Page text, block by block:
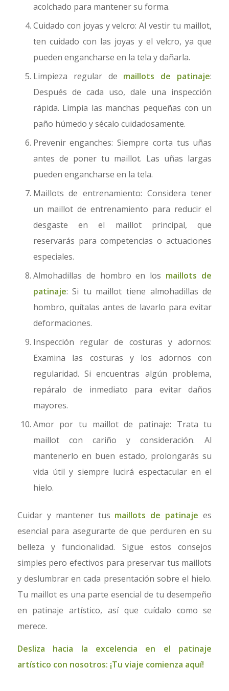
acolchado para mantener su forma.
Cuidado con joyas y velcro: Al vestir tu maillot,
ten cuidado con las joyas y el velcro, ya que
pueden engancharse en la tela y dañarla.
Limpieza regular de maillots de patinaje:
Después de cada uso, dale una inspección
rápida. Limpia las manchas pequeñas con un
paño húmedo y sécalo cuidadosamente.
Prevenir enganches: Siempre corta tus uñas
antes de poner tu maillot. Las uñas largas
pueden engancharse en la tela.
Maillots de entrenamiento: Considera tener
un maillot de entrenamiento para reducir el
desgaste en el maillot principal, que
reservarás para competencias o actuaciones
especiales.
Almohadillas de hombro en los maillots de
patinaje: Si tu maillot tiene almohadillas de
hombro, quítalas antes de lavarlo para evitar
deformaciones.
Inspección regular de costuras y adornos:
Examina las costuras y los adornos con
regularidad. Si encuentras algún problema,
repáralo de inmediato para evitar daños
mayores.
Amor por tu maillot de patinaje: Trata tu
maillot con cariño y consideración. Al
mantenerlo en buen estado, prolongarás su
vida útil y siempre lucirá espectacular en el
hielo.
Cuidar y mantener tus maillots de patinaje es
esencial para asegurarte de que perduren en su
belleza y funcionalidad. Sigue estos consejos
simples pero efectivos para preservar tus maillots
y deslumbrar en cada presentación sobre el hielo.
Tu maillot es una parte esencial de tu desempeño
en patinaje artístico, así que cuídalo como se
merece.
Desliza hacia la excelencia en el patinaje
artístico con nosotros: ¡Tu viaje comienza aquí!